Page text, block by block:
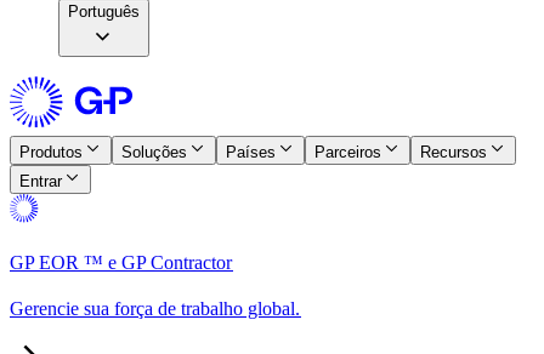
Português
Produtos​​ Soluções​​ Países​​ Parceiros​​
Recursos​​
Entrar​​
GP EOR ™ e GP Contractor​​
Gerencie sua força de trabalho global.​​